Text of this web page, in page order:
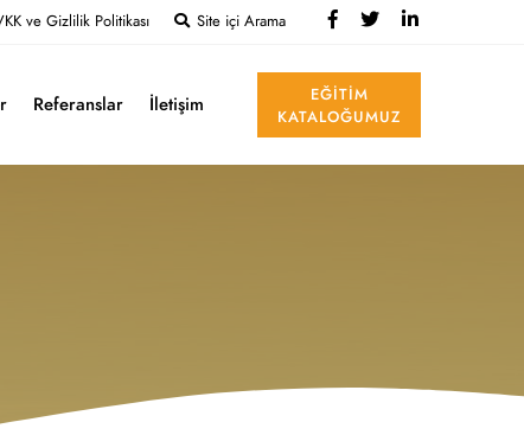
ve Gizlilik Politikası Site içi Arama
Referanslar İletişim
EĞITIM
KATALOĞUMUZ